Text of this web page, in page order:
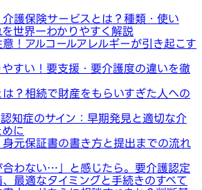
介護保険サービスとは？種類・使い
世界一わかりやすく解説
！アルコールアレルギーが引き起こす
すい！要支援・要介護度の違いを徹
は？相続で財産をもらいすぎた人への
知症のサイン：早期発見と適切な介
に
元保証書の書き方と提出までの流れ
合わない…」と感じたら。要介護認定
最適なタイミングと手続きのすべて